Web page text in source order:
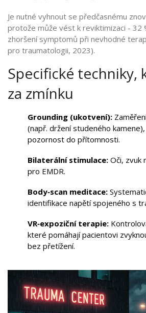
Je nutné vyhnout se předčasnému
protože může vést k reviktimizaci - 32
zhoršení symptomů při nevhodné
pro traumatologii, 2023).
Specifické techniky,
za zmínku
Grounding (ukotvení):
(např. držení studeného
pozornost do přítomnosti.
Bilaterální stimulace: Oči, zvuk
pro EMDR.
Body‑scan meditace:
identifikace napětí spojeného s
VR‑expoziční terapie:
které pomáhají pacientovi
bez přetížení.